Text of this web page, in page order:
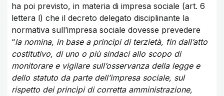
ha poi previsto, in materia di impresa sociale (art. 6
lettera l) che il decreto delegato disciplinante la
normativa sull’impresa sociale dovesse prevedere
“la nomina, in base a princìpi di terzietà, fin dall’atto
costitutivo, di uno o più sindaci allo scopo di
monitorare e vigilare sull’osservanza della legge e
dello statuto da parte dell’impresa sociale, sul
rispetto dei princìpi di corretta amministrazione,